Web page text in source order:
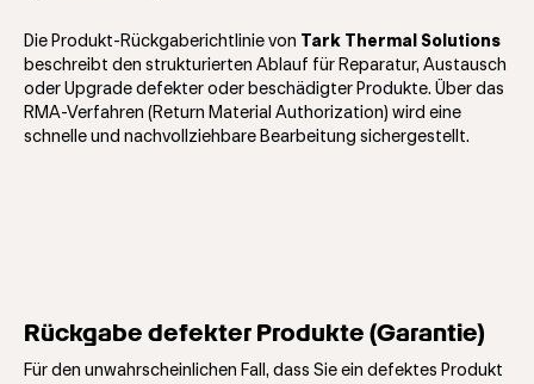
Die Produkt-Rückgaberichtlinie von
Tark Thermal Solutions
beschreibt den strukturierten Ablauf für Reparatur, Austausch
oder Upgrade defekter oder beschädigter Produkte. Über das
RMA-Verfahren (Return Material Authorization) wird eine
schnelle und nachvollziehbare Bearbeitung sichergestellt.
Rückgabe defekter Produkte (Garantie)
Für den unwahrscheinlichen Fall, dass Sie ein defektes Produkt